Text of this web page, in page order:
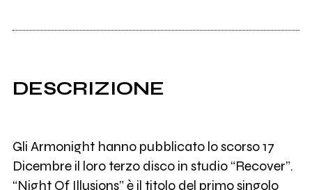
DESCRIZIONE
Gli Armonight hanno pubblicato lo scorso 17
Dicembre il loro terzo disco in studio “Recover”.
“Night Of Illusions” è il titolo del primo singolo